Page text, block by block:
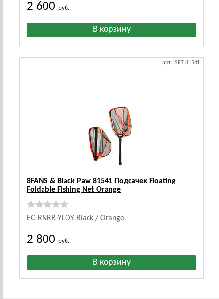
2 600 руб.
арт.: SFT 81541
8FANS & Black Paw 81541 Подсачек Floating
Foldable Fishing Net Orange
EC-RNRR-YLOY Black / Orange
2 800 руб.